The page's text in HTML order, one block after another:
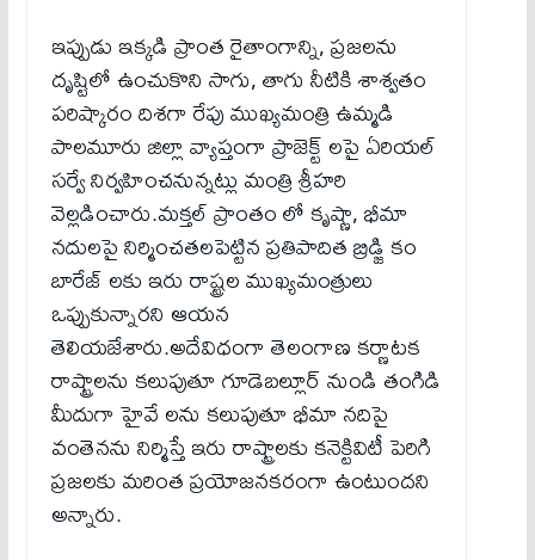
ఇప్పుడు ఇక్కడి ప్రాంత రైతాంగాన్ని, ప్రజలను
దృష్టిలో ఉంచుకొని సాగు, తాగు నీటికి శాశ్వతం
పరిష్కారం దిశగా రేపు ముఖ్యమంత్రి ఉమ్మడి
పాలమూరు జిల్లా వ్యాప్తంగా ప్రాజెక్ట్ లపై ఏరియల్
సర్వే నిర్వహించనున్నట్లు మంత్రి శ్రీహరి
వెల్లడించారు.మక్తల్ ప్రాంతం లో కృష్ణా, భీమా
నదులపై నిర్మించతలపెట్టిన ప్రతిపాదిత బ్రిడ్జి కం
బారేజ్ లకు ఇరు రాష్ట్రల ముఖ్యమంత్రులు
ఒప్పుకున్నారని ఆయన
తెలియజేశారు.అదేవిధంగా తెలంగాణ కర్ణాటక
రాష్ట్రాలను కలుపుతూ గూడెబల్లూర్ నుండి తంగిడి
మీదుగా హైవే లను కలుపుతూ భీమా నదిపై
వంతెనను నిర్మిస్తే ఇరు రాష్ట్రాలకు కనెక్టివిటీ పెరిగి
ప్రజలకు మరింత ప్రయోజనకరంగా ఉంటుందని
అన్నారు.